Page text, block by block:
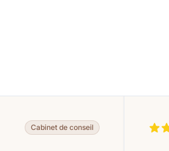
Cabinet de conseil